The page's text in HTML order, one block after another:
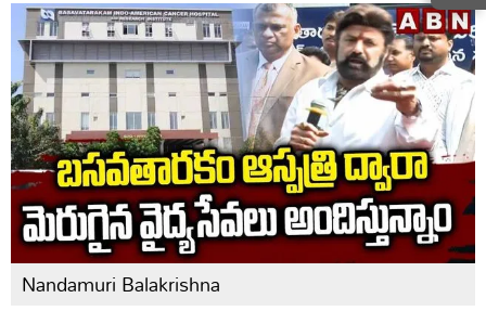
Nandamuri Balakrishna